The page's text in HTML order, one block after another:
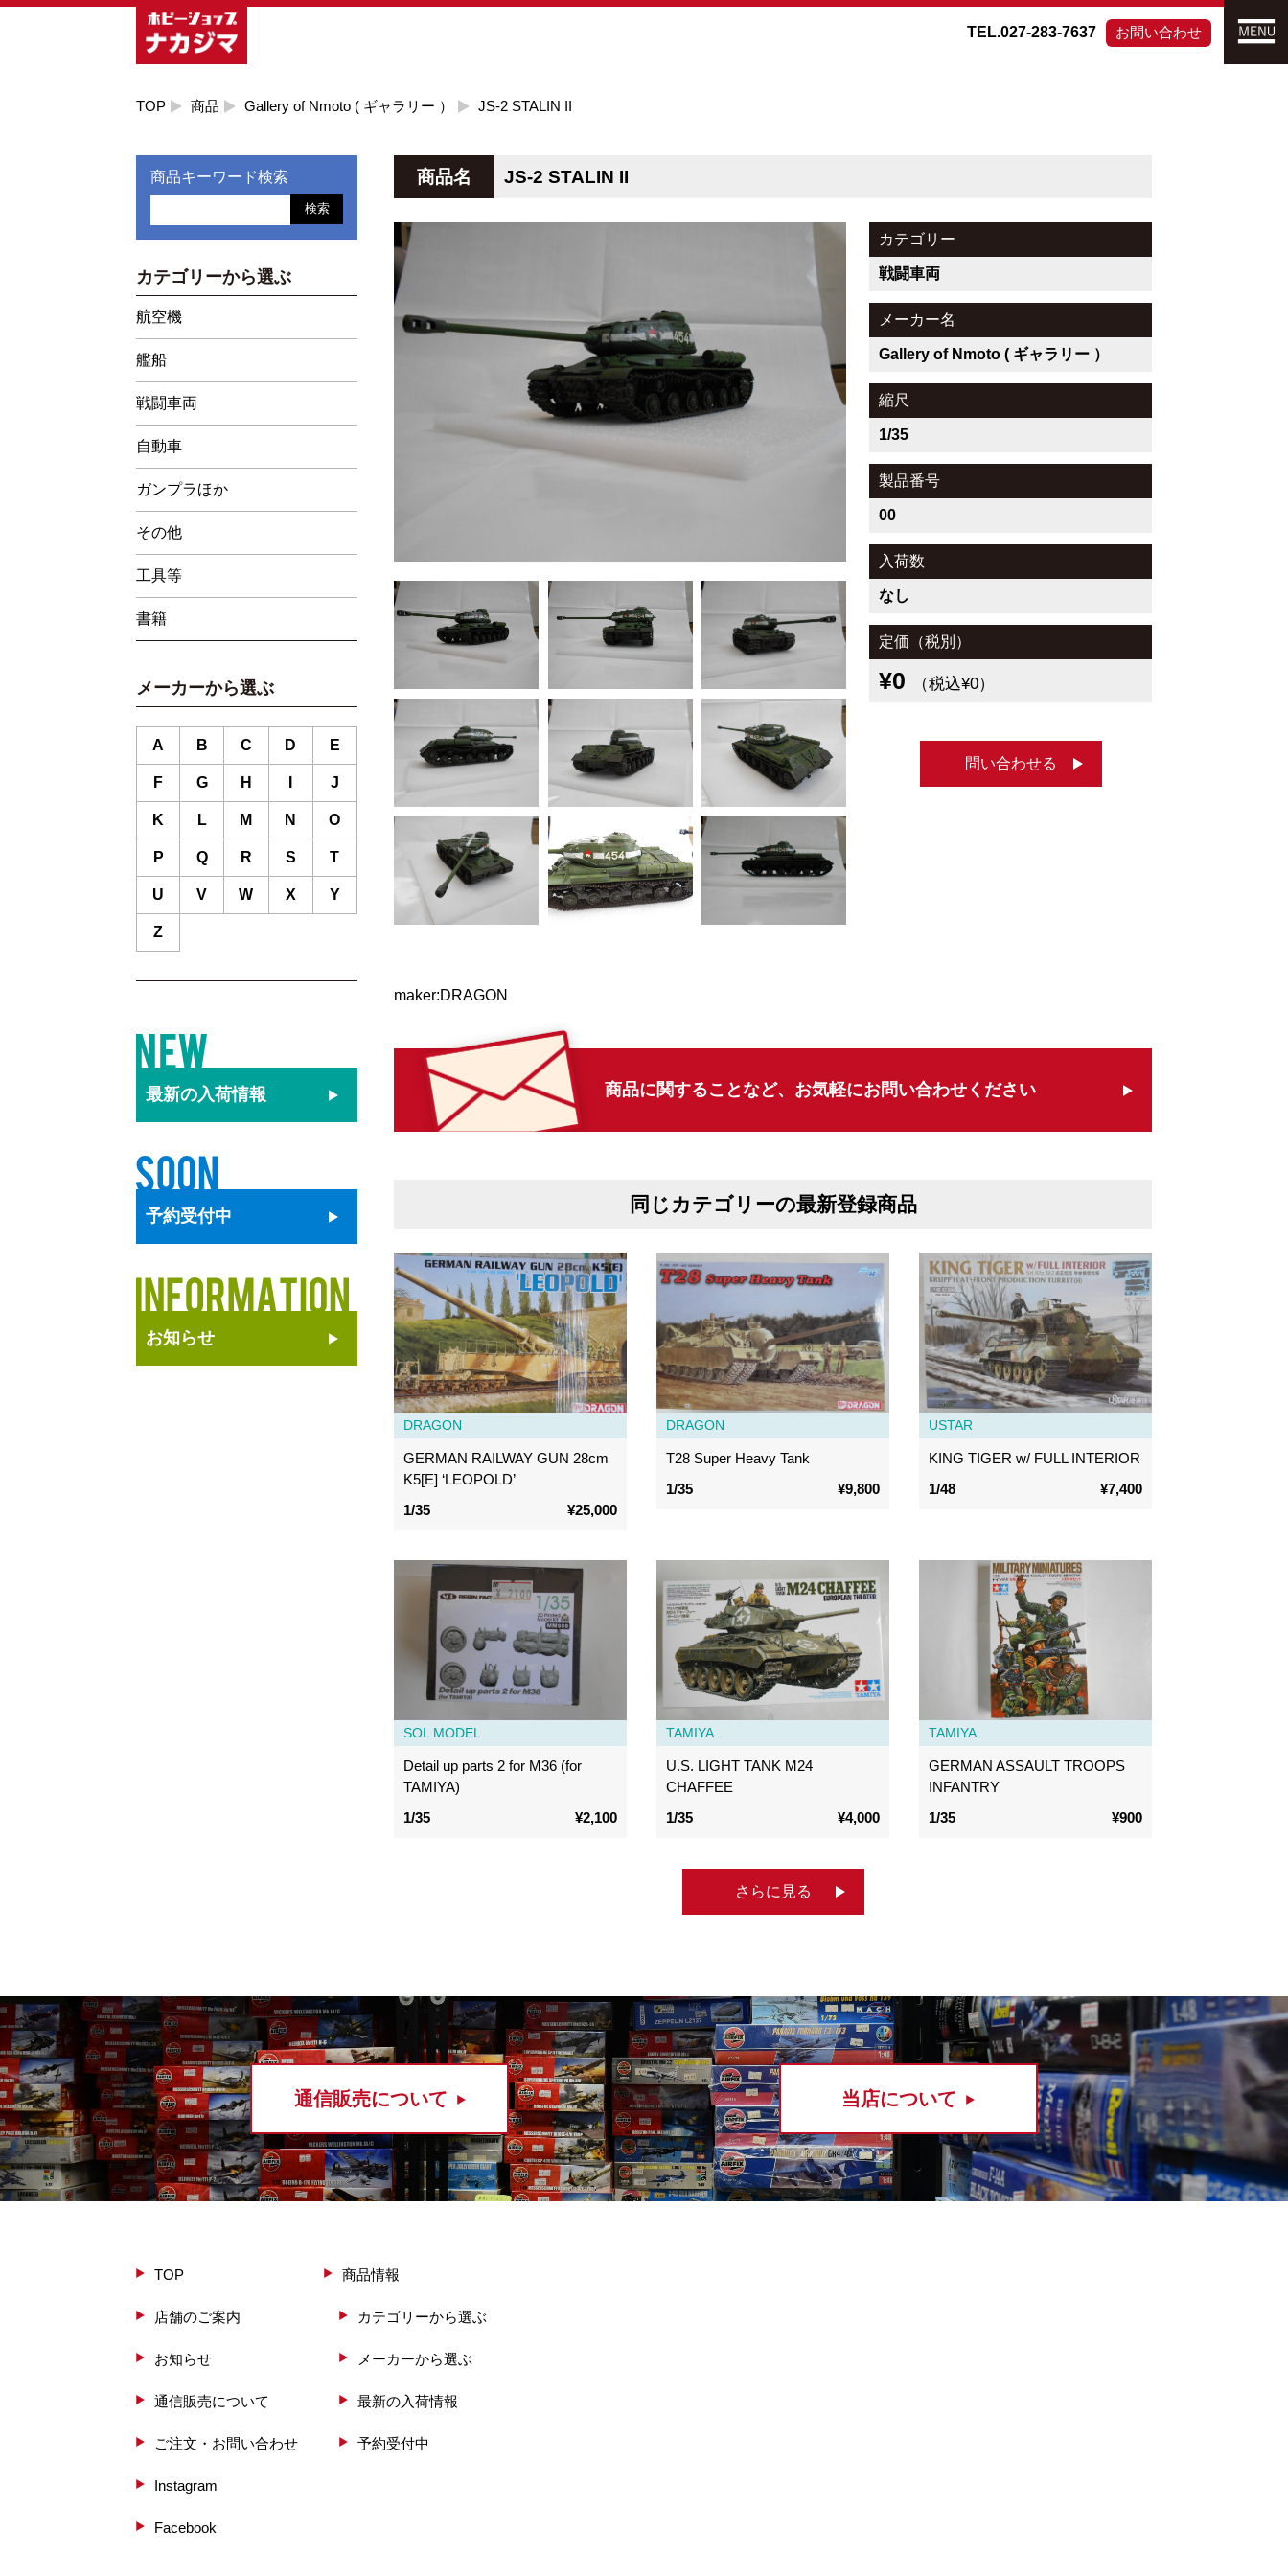
TEL.027-283-7637 お問い合わせ
TOP 商品 Gallery of Nmoto ( ギャラリー ） JS-2 STALIN II
商品名 JS-2 STALIN II
カテゴリー
戦闘車両
メーカー名
Gallery of Nmoto ( ギャラリー ）
縮尺
1/35
製品番号
00
入荷数
なし
定価（税別）
¥0 （税込¥0）
問い合わせる
maker:DRAGON
商品に関することなど、 お気軽にお問い合わせください
同じカテゴリーの最新登録商品
DRAGON
GERMAN RAILWAY GUN 28cm
K5[E] ‘LEOPOLD’
1/35
¥25,000
DRAGON
T28 Super Heavy Tank
1/35
¥9,800
USTAR
KING TIGER w/ FULL INTERIOR
1/48
¥7,400
SOL MODEL
Detail up parts 2 for M36 (for
TAMIYA)
1/35
¥2,100
TAMIYA
U.S. LIGHT TANK M24
CHAFFEE
1/35
¥4,000
TAMIYA
GERMAN ASSAULT TROOPS
INFANTRY
1/35
¥900
さらに見る
商品キーワード検索
検索
カテゴリーから選ぶ
航空機
艦船
戦闘車両
自動車
ガンプラほか
その他
工具等
書籍
メーカーから選ぶ
A B C D E
F G H J
K L M N O
P Q R S T
U V W X Y
Z
最新の入荷情報
予約受付中
お知らせ
通信販売について 当店について
TOP
店舗のご案内
お知らせ
通信販売について
ご注文・お問い合わせ
Instagram
Facebook
商品情報
カテゴリーから選ぶ
メーカーから選ぶ
最新の入荷情報
予約受付中